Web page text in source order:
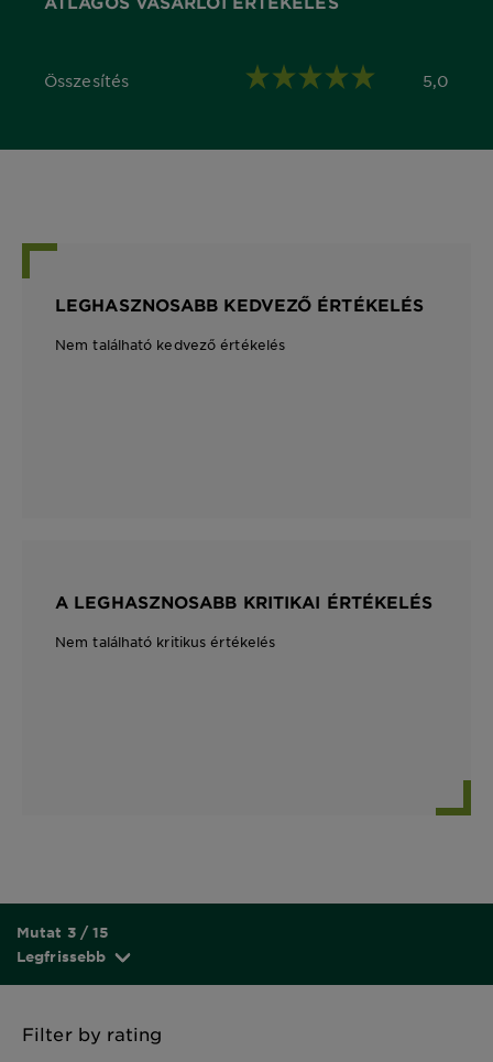
Összesítés
5,0 out of 5 stars 5,0
LEGHASZNOSABB KEDVEZŐ ÉRTÉKELÉS
Nem található kedvező értékelés
A LEGHASZNOSABB KRITIKAI ÉRTÉKELÉS
Nem található kritikus értékelés
Mutat 3 / 15
Legfrissebb
Filter by rating